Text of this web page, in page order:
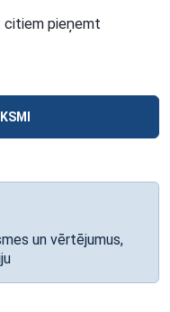
citiem pieņemt
un vērtējumus,